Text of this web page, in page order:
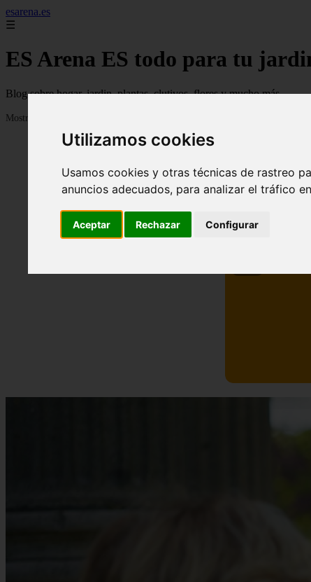
Utilizamos cookies
Usamos cookies y otras técnicas de rastreo
anuncios adecuados, para analizar el tráfico
Aceptar Rechazar Configurar
esarena.es
☰
ES Arena ES todo para tu
Blog sobre hogar, jardin, plantas, clutivos, flores y mucho más...
Mostrando 1 - 24 de 2121 artículos